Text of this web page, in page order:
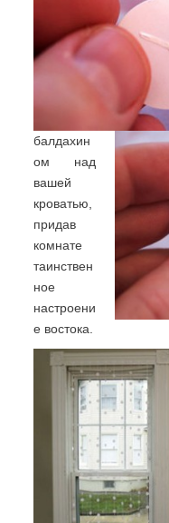
балдахин
ом над
вашей
кроватью,
придав
комнате
таинствен
ное
настроени
е востока.